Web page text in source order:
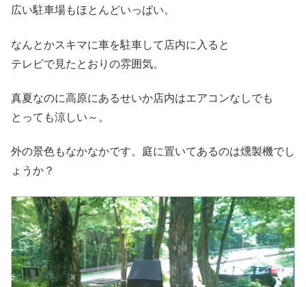
広い駐車場もほとんどいっぱい。
なんとかスキマに車を駐車して店内に入ると
テレビで見たとおりの雰囲気。
真夏なのに高原にあるせいか店内はエアコンなしでも
とっても涼しい～。
外の景色もなかなかです。庭に置いてあるのは燻製機でし
ょうか？